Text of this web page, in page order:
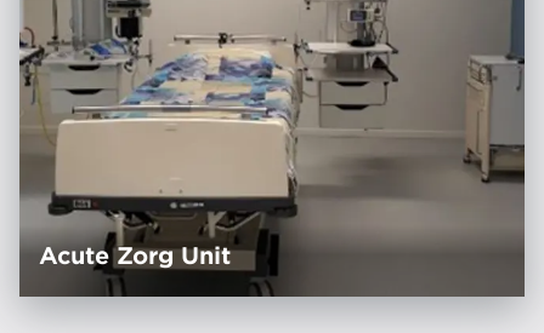
Acute Zorg Unit